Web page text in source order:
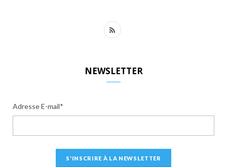
R
NEWSLETTER
Adresse E-mail*